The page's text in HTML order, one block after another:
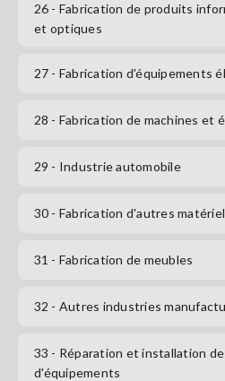
26 - Fabrication de produits
et optiques
27 - Fabrication d'équipements
28 - Fabrication de machines et
29 - Industrie automobile
30 - Fabrication d'autres
31 - Fabrication de meubles
32 - Autres industries
33 - Réparation et installation
d'équipements